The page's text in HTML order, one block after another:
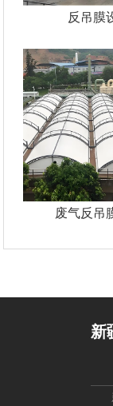
反吊膜
废气反吊
新